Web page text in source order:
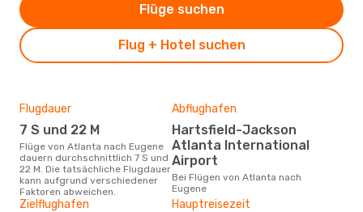
Flug + Hotel suchen
Flüge suchen
Flugdauer
7 S und 22 M
Flüge von Atlanta nach Eugene
dauern durchschnittlich 7 S und
22 M. Die tatsächliche Flugdauer
kann aufgrund verschiedener
Faktoren abweichen.
Abflughafen
Hartsfield-Jackson
Atlanta International
Airport
Bei Flügen von Atlanta nach
Eugene
Zielflughafen Hauptreisezeit